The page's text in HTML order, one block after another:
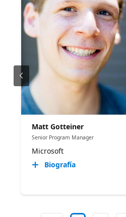
Matt Gotteiner
Senior Program Manager
Microsoft
Biografía